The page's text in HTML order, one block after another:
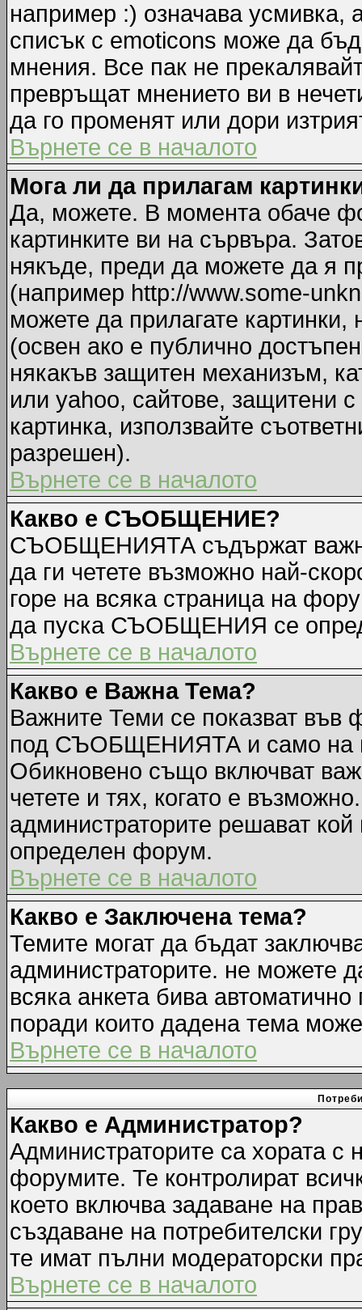
например :) означава усмивка,
списък с emoticons може да
мнения. Все пак не
превръщат мнението ви в
да го променят или дори
Върнете се в началото
Мога ли да прилагам
Да, можете. В момента обаче
картинките ви на сървъра.
някъде, преди да можете да я
(например http://www.some-
можете да прилагате
(освен ако е публично
някакъв защитен механизъм,
или yahoo, сайтове, защитени
картинка, използвайте
разрешен).
Върнете се в началото
Какво е СЪОБЩЕНИЕ?
СЪОБЩЕНИЯТА съдържат
да ги четете възможно най-
горе на всяка страница на
да пуска СЪОБЩЕНИЯ се
Върнете се в началото
Какво е Важна Тема?
Важните Теми се показват във
под СЪОБЩЕНИЯТА и само на
Обикновено също включват
четете и тях, когато е
администраторите решават
определен форум.
Върнете се в началото
Какво е Заключена тема?
Темите могат да бъдат
администраторите. не можете
всяка анкета бива
поради които дадена тема
Върнете се в началото
Какво е Администратор?
Администраторите са хората с
форумите. Те контролират
което включва задаване на
създаване на потребителски
те имат пълни модераторски
Върнете се в началото